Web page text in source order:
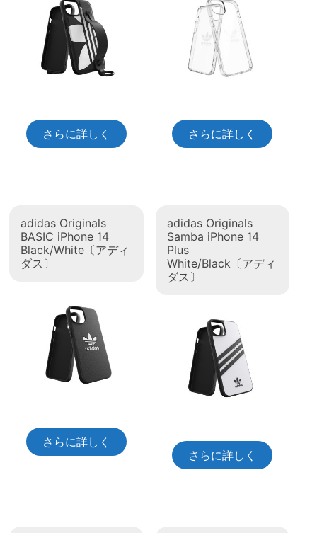
さらに詳しく さらに詳しく
adidas Originals
BASIC iPhone 14
Black/White〔アディ
ダス〕
さらに詳しく
adidas Originals
Samba iPhone 14
Plus
White/Black〔アディ
ダス〕
さらに詳しく